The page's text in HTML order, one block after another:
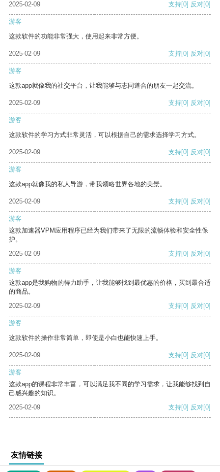
2025-02-09 支持[0] 反对[0]
游客
这款软件的功能非常强大，使用起来非常方便。
2025-02-09 支持[0] 反对[0]
游客
这款app就像我的社交平台，让我能够与志同道合的朋友一起交流。
2025-02-09 支持[0] 反对[0]
游客
这款软件的学习方式非常灵活，可以根据自己的需求选择学习方式。
2025-02-09 支持[0] 反对[0]
游客
这款app就像我的私人导游，带我领略世界各地的美景。
2025-02-09 支持[0] 反对[0]
游客
这款加速器VPM应用程序已经为我们带来了无限的流畅体验和安全性保
护。
2025-02-09
支持[0] 反对[0]
游客
这款app是我购物的得力助手，让我能够找到最优惠的价格，买到最合适
的商品。
2025-02-09
支持[0] 反对[0]
游客
这款软件的操作非常简单，即使是小白也能快速上手。
2025-02-09 支持[0] 反对[0]
游客
这款app的课程非常丰富，可以满足我不同的学习需求，让我能够找到自
己感兴趣的知识。
2025-02-09
支持[0] 反对[0]
友情链接